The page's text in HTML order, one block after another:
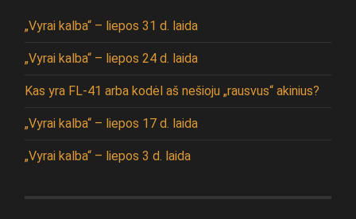
„Vyrai kalba“ – liepos 31 d. laida
„Vyrai kalba“ – liepos 24 d. laida
Kas yra FL-41 arba kodėl aš nešioju „rausvus“ akinius?
„Vyrai kalba“ – liepos 17 d. laida
„Vyrai kalba“ – liepos 3 d. laida